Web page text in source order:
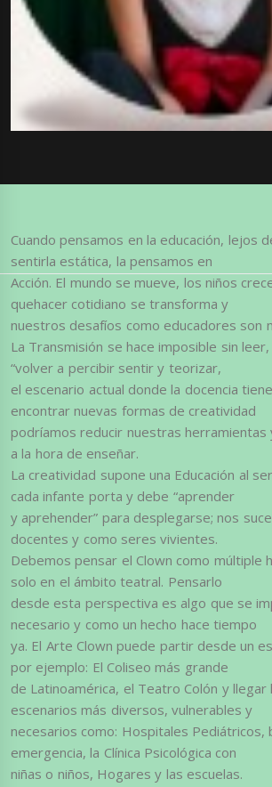
Cuando pensamos en la educación, lejos
sentirla estática, la pensamos en
Acción. El mundo se mueve, los niños
quehacer cotidiano se transforma y
nuestros desafíos como educadores son
La Transmisión se hace imposible sin
“volver a percibir sentir y teorizar,
el escenario actual donde la docencia tiene
encontrar nuevas formas de creatividad
podríamos reducir nuestras
a la hora de enseñar.
La creatividad supone una Educación al
cada infante porta y debe “aprender
y aprehender” para desplegarse; nos
docentes y como seres vivientes.
Debemos pensar el Clown como múltiple
solo en el ámbito teatral. Pensarlo
desde esta perspectiva es algo que se
necesario y como un hecho hace tiempo
ya. El Arte Clown puede partir desde un
por ejemplo: El Coliseo más grande
de Latinoamérica, el Teatro Colón y llegar
escenarios más diversos, vulnerables y
necesarios como: Hospitales Pediátricos,
emergencia, la Clínica Psicológica con
niñas o niños, Hogares y las escuelas.